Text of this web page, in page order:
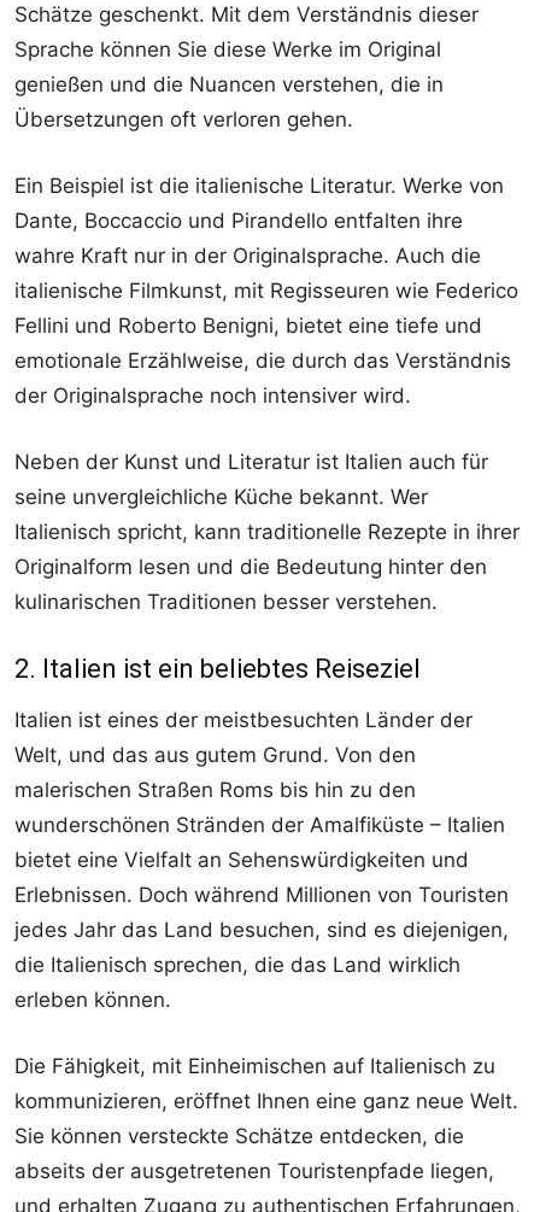
Schätze geschenkt. Mit dem Verständnis dieser
Sprache können Sie diese Werke im Original
genießen und die Nuancen verstehen, die in
Übersetzungen oft verloren gehen.
Ein Beispiel ist die italienische Literatur. Werke von
Dante, Boccaccio und Pirandello entfalten ihre
wahre Kraft nur in der Originalsprache. Auch die
italienische Filmkunst, mit Regisseuren wie Federico
Fellini und Roberto Benigni, bietet eine tiefe und
emotionale Erzählweise, die durch das Verständnis
der Originalsprache noch intensiver wird.
Neben der Kunst und Literatur ist Italien auch für
seine unvergleichliche Küche bekannt. Wer
Italienisch spricht, kann traditionelle Rezepte in ihrer
Originalform lesen und die Bedeutung hinter den
kulinarischen Traditionen besser verstehen.
2. Italien ist ein beliebtes Reiseziel
Italien ist eines der meistbesuchten Länder der
Welt, und das aus gutem Grund. Von den
malerischen Straßen Roms bis hin zu den
wunderschönen Stränden der Amalfiküste – Italien
bietet eine Vielfalt an Sehenswürdigkeiten und
Erlebnissen. Doch während Millionen von Touristen
jedes Jahr das Land besuchen, sind es diejenigen,
die Italienisch sprechen, die das Land wirklich
erleben können.
Die Fähigkeit, mit Einheimischen auf Italienisch zu
kommunizieren, eröffnet Ihnen eine ganz neue Welt.
Sie können versteckte Schätze entdecken, die
abseits der ausgetretenen Touristenpfade liegen,
und erhalten Zugang zu authentischen Erfahrungen,